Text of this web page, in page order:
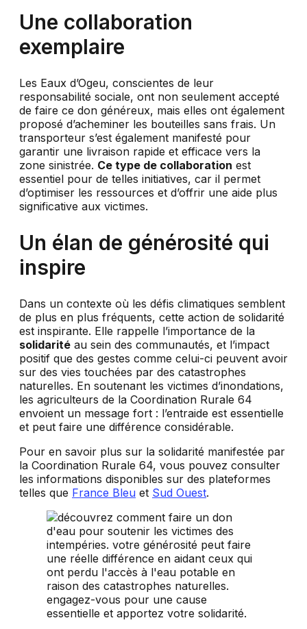
Une collaboration
exemplaire
Les Eaux d’Ogeu, conscientes de leur
responsabilité sociale, ont non seulement accepté
de faire ce don généreux, mais elles ont également
proposé d’acheminer les bouteilles sans frais. Un
transporteur s’est également manifesté pour
garantir une livraison rapide et efficace vers la
zone sinistrée. Ce type de collaboration est
essentiel pour de telles initiatives, car il permet
d’optimiser les ressources et d’offrir une aide plus
significative aux victimes.
Un élan de générosité qui
inspire
Dans un contexte où les défis climatiques semblent
de plus en plus fréquents, cette action de solidarité
est inspirante. Elle rappelle l’importance de la
solidarité au sein des communautés, et l’impact
positif que des gestes comme celui-ci peuvent avoir
sur des vies touchées par des catastrophes
naturelles. En soutenant les victimes d’inondations,
les agriculteurs de la Coordination Rurale 64
envoient un message fort : l’entraide est essentielle
et peut faire une différence considérable.
Pour en savoir plus sur la solidarité manifestée par
la Coordination Rurale 64, vous pouvez consulter
les informations disponibles sur des plateformes
telles que France Bleu et Sud Ouest.